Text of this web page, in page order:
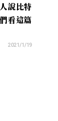
說比特
看這篇
2021/1/19